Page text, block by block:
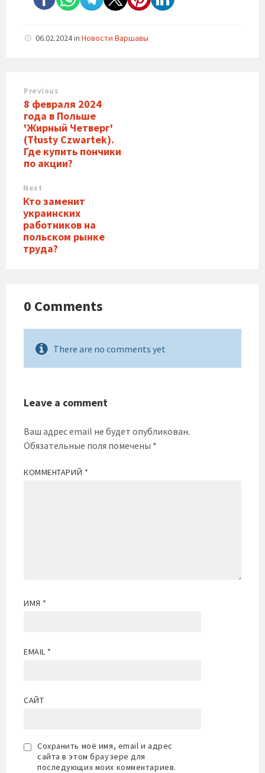
06.02.2024in Новости Варшавы
Previous
8 февраля 2024
года в Польше
'Жирный Четверг'
(Tłusty Czwartek).
Где купить пончики
по акции?
Next
Кто заменит
украинских
работников на
польском рынке
труда?
0 Comments
There are no comments yet
Leave a comment
Ваш адрес email не будет опубликован.
Обязательные поля помечены *
КОММЕНТАРИЙ *
ИМЯ *
EMAIL *
САЙТ
Сохранить моё имя, email и адрес
сайта в этом браузере для
последующих моих комментариев.